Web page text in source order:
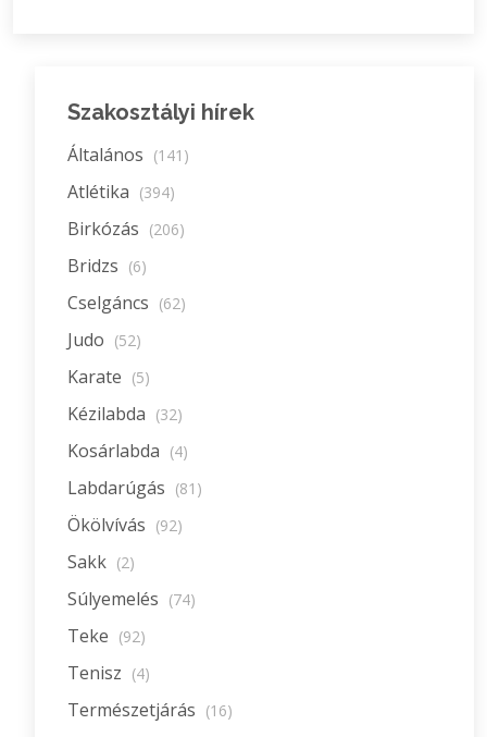
Szakosztályi hírek
Általános (141)
Atlétika (394)
Birkózás (206)
Bridzs (6)
Cselgáncs (62)
Judo (52)
Karate (5)
Kézilabda (32)
Kosárlabda (4)
Labdarúgás (81)
Ökölvívás (92)
Sakk (2)
Súlyemelés (74)
Teke (92)
Tenisz (4)
Természetjárás (16)